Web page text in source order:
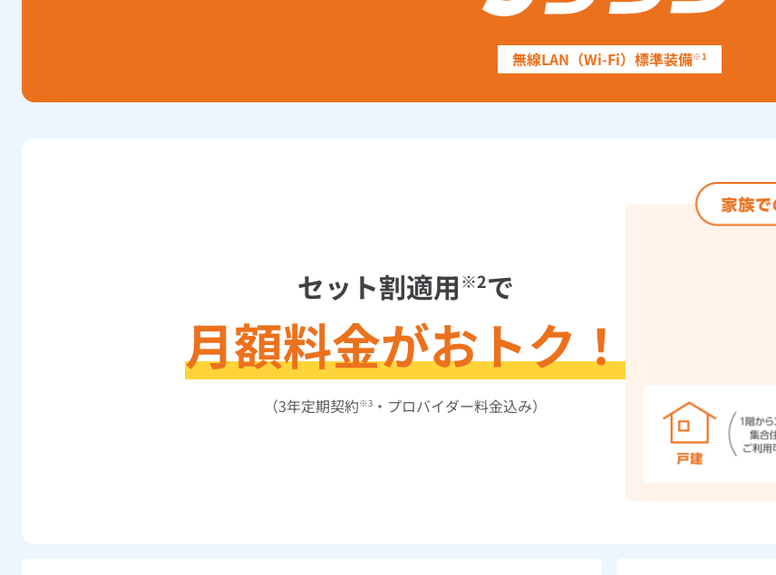
無線LAN（Wi-Fi）標準装備※1
セット割適用※2で
月額料金がおトク！
（3年定期契約※3 ・プロバイダー料金込み）